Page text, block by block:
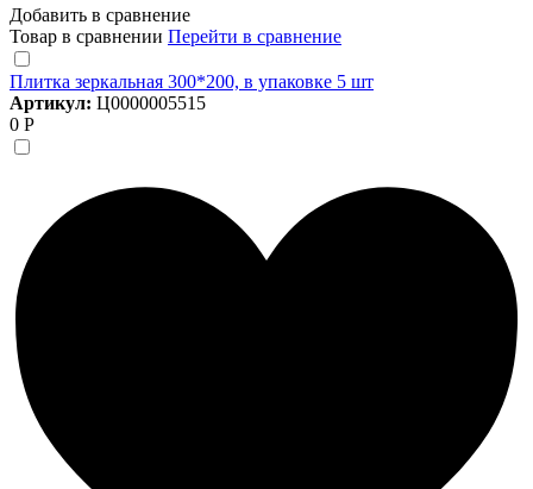
Добавить в сравнение
Товар в сравнении Перейти в сравнение
Плитка зеркальная 300*200, в упаковке 5 шт
Артикул: Ц0000005515
0 Р